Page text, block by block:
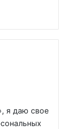
я даю свое